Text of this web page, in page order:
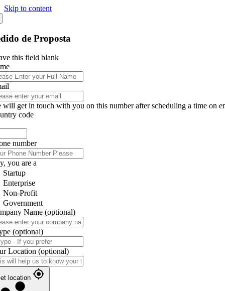
Skip to content
de Proposta
this field blank
will get in touch with you on this number after scheduling a time on
code
number
you are a
Startup
Enterprise
Non-Profit
Government
Name (optional)
(optional)
Location (optional)
location